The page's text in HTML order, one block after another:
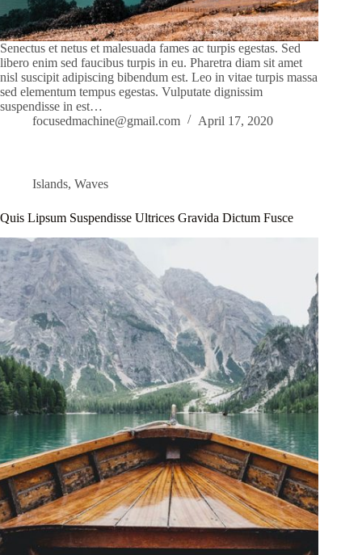
Senectus et netus et malesuada fames ac turpis egestas. Sed
libero enim sed faucibus turpis in eu. Pharetra diam sit amet
nisl suscipit adipiscing bibendum est. Leo in vitae turpis massa
sed elementum tempus egestas. Vulputate dignissim
suspendisse in est…
focusedmachine@gmail.com
April 17, 2020
Islands, Waves
Quis Lipsum Suspendisse Ultrices Gravida Dictum Fusce